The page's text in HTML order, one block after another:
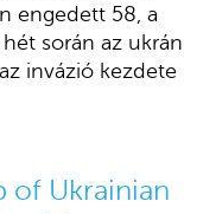
engedett 58, a
során az ukrán
invázió kezdete
of Ukrainian